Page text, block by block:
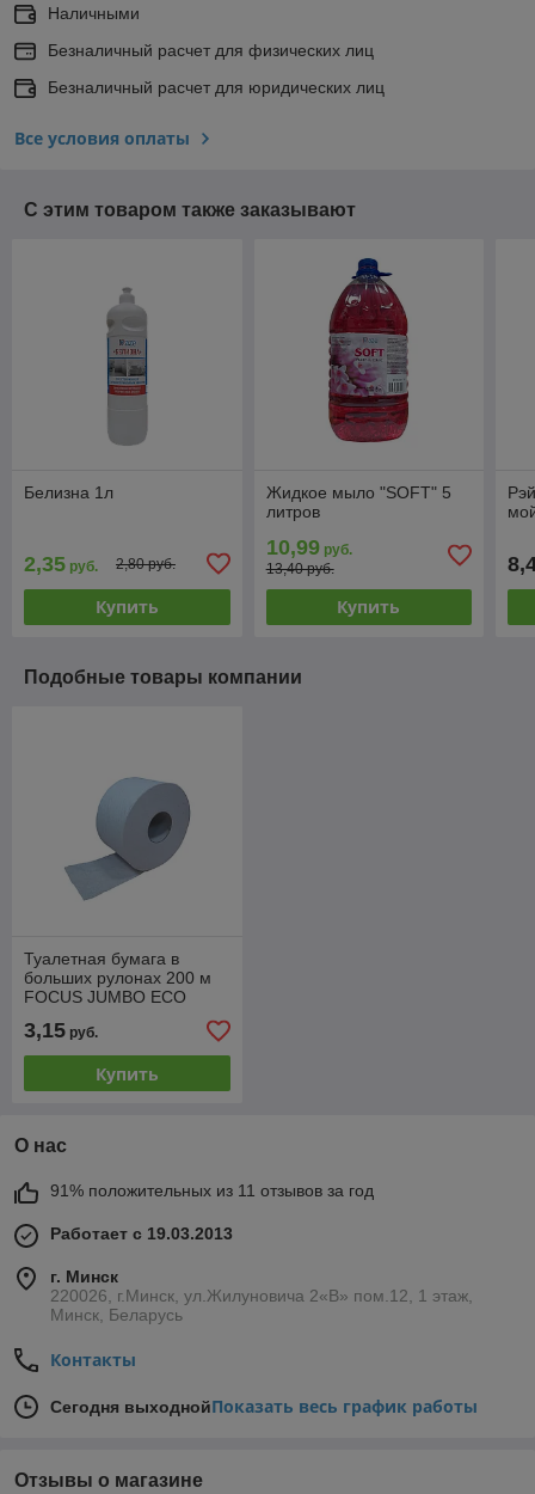
Наличными
Безналичный расчет для физических лиц
Безналичный расчет для юридических лиц
Все условия оплаты
С этим товаром также заказывают
Белизна 1л
2,35 руб. 2,80 руб.
Купить
Жидкое мыло "SOFT" 5
литров
10,99руб.
13,40 руб.
Купить
Подобные товары компании
Туалетная бумага в
больших рулонах 200 м
FOCUS JUMBO ECO
3,15 руб.
Купить
О нас
91% положительных из 11 отзывов за год
Работает с 19.03.2013
г. Минск
220026, г.Минск, ул.Жилуновича 2«В» пом.12, 1 этаж,
Минск, Беларусь
Контакты
Сегодня выходнойПоказать весь график работы
Отзывы о магазине